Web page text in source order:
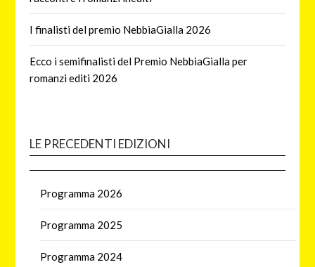
I finalisti del premio NebbiaGialla 2026
Ecco i semifinalisti del Premio NebbiaGialla per
romanzi editi 2026
LE PRECEDENTI EDIZIONI
Programma 2026
Programma 2025
Programma 2024